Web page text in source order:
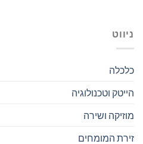
ניווט
כלכלה
הייטק וטכנולוגיה
מוזיקה ושירה
זירת המומחים